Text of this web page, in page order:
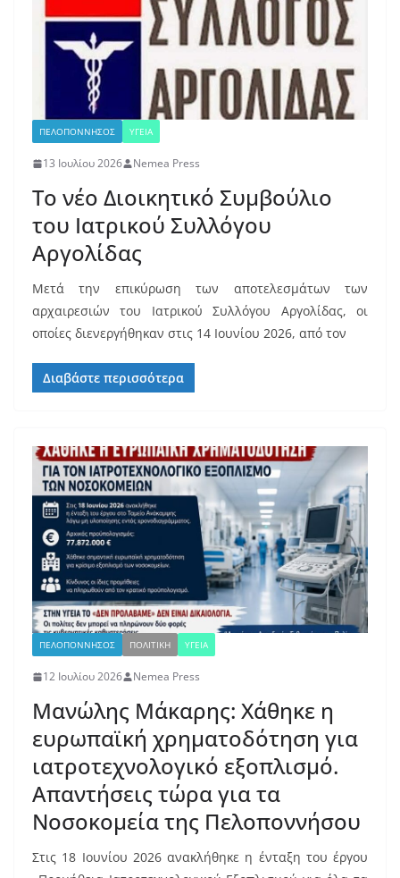
ΠΕΛΟΠΟΝΝΗΣΟΣ ΥΓΕΙΑ
13 Ιουλίου 2026 Nemea Press
Το νέο Διοικητικό Συμβούλιο
του Ιατρικού Συλλόγου
Αργολίδας
Μετά την επικύρωση των αποτελεσμάτων των
αρχαιρεσιών του Ιατρικού Συλλόγου Αργολίδας, οι
οποίες διενεργήθηκαν στις 14 Ιουνίου 2026, από τον
Διαβάστε περισσότερα
ΠΕΛΟΠΟΝΝΗΣΟΣ ΠΟΛΙΤΙΚΗ ΥΓΕΙΑ
12 Ιουλίου 2026 Nemea Press
Μανώλης Μάκαρης: Χάθηκε η
ευρωπαϊκή χρηματοδότηση για
ιατροτεχνολογικό εξοπλισμό.
Απαντήσεις τώρα για τα
Νοσοκομεία της Πελοποννήσου
Στις 18 Ιουνίου 2026 ανακλήθηκε η ένταξη του έργου